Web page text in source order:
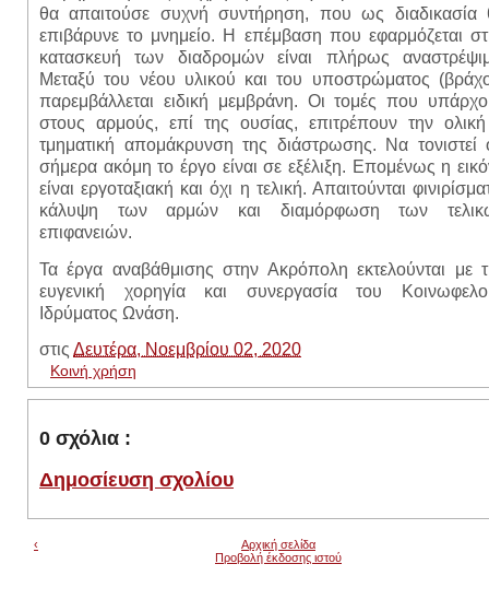
θα απαιτούσε συχνή συντήρηση, που ως διαδικασία
επιβάρυνε το μνημείο. Η επέμβαση που εφαρμόζεται
κατασκευή των διαδρομών είναι πλήρως
Μεταξύ του νέου υλικού και του υποστρώματος
παρεμβάλλεται ειδική μεμβράνη. Οι τομές που
στους αρμούς, επί της ουσίας, επιτρέπουν την
τμηματική απομάκρυνση της διάστρωσης. Να τονιστεί
σήμερα ακόμη το έργο είναι σε εξέλιξη. Επομένως η
είναι εργοταξιακή και όχι η τελική. Απαιτούνται
κάλυψη των αρμών και διαμόρφωση των
επιφανειών.
Τα έργα αναβάθμισης στην Ακρόπολη εκτελούνται με
ευγενική χορηγία και συνεργασία του
Ιδρύματος Ωνάση.
στις Δευτέρα, Νοεμβρίου 02, 2020
Κοινή χρήση
0 σχόλια :
Δημοσίευση σχολίου
‹
Αρχική σελίδα
Προβολή έκδοσης ιστού